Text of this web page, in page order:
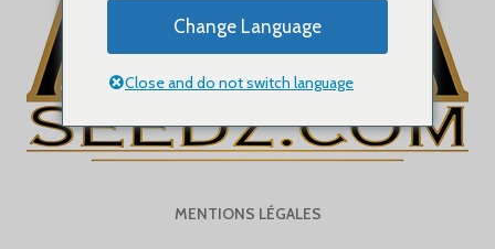
MENTIONS LÉGALES
Change Language
Close and do not switch language